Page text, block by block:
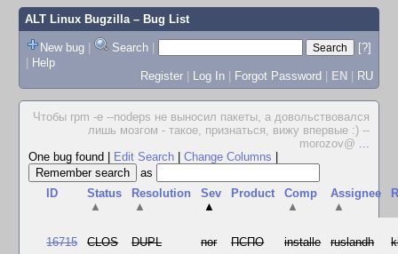
ALT Linux Bugzilla– Bug List
New bug | Search |
[?]
| Help
Register | Log In | Forgot Password | EN | RU
Чтобы rpm -e --nodeps не выносил пакеты, а довольствовался
лишь мозгом - такое, признаться, вижу впервые :) --
morozov@ ...
One bug found
Edit Search Change Columns
as
ID
Status
▲
Resolution
▲
Sev
▲
Product
Comp
▲
Assignee
▲
16715 CLOS DUPL nor ПСПО installe ruslandh